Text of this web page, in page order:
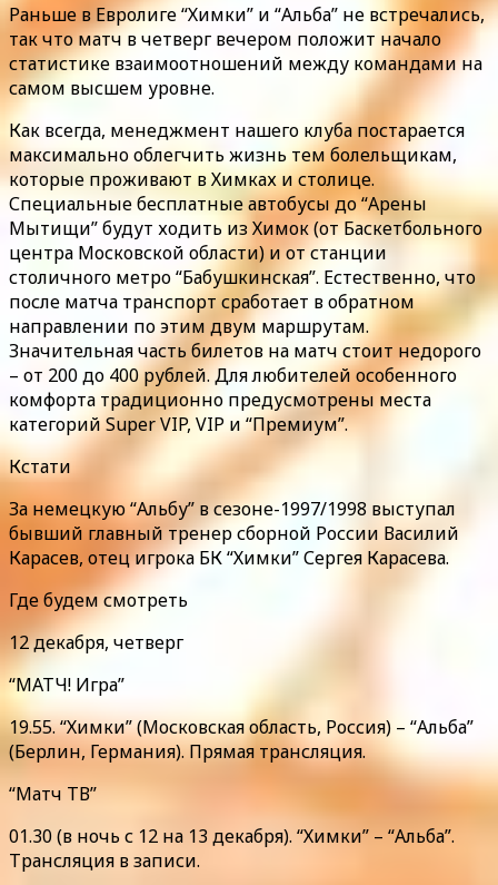
Раньше в Евролиге “Химки” и “Альба” не встречались,
так что матч в четверг вечером положит начало
статистике взаимоотношений между командами на
самом высшем уровне.
Как всегда, менеджмент нашего клуба постарается
максимально облегчить жизнь тем болельщикам,
которые проживают в Химках и столице.
Специальные бесплатные автобусы до “Арены
Мытищи” будут ходить из Химок (от Баскетбольного
центра Московской области) и от станции
столичного метро “Бабушкинская”. Естественно, что
после матча транспорт сработает в обратном
направлении по этим двум маршрутам.
Значительная часть билетов на матч стоит недорого
– от 200 до 400 рублей. Для любителей особенного
комфорта традиционно предусмотрены места
категорий Super VIP, VIP и “Премиум”.
Кстати
За немецкую “Альбу” в сезоне-1997/1998 выступал
бывший главный тренер сборной России Василий
Карасев, отец игрока БК “Химки” Сергея Карасева.
Где будем смотреть
12 декабря, четверг
“МАТЧ! Игра”
19.55. “Химки” (Московская область, Россия) – “Альба”
(Берлин, Германия). Прямая трансляция.
“Матч ТВ”
01.30 (в ночь с 12 на 13 декабря). “Химки” – “Альба”.
Трансляция в записи.